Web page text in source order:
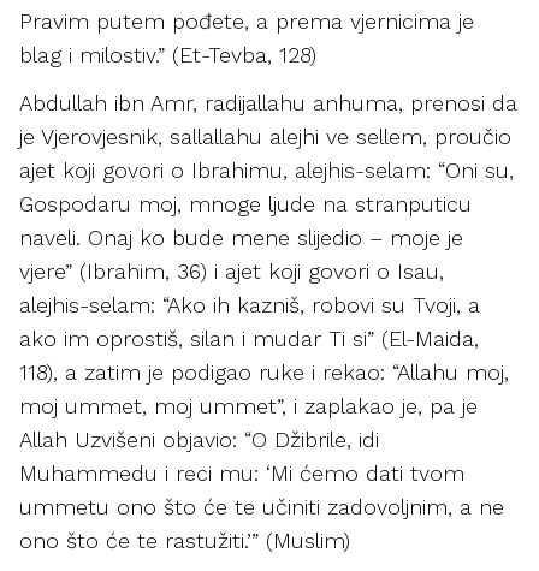
Pravim putem pođete, a prema vjernicima je
blag i milostiv.” (Et-Tevba, 128)
Abdullah ibn Amr, radijallahu anhuma, prenosi da
je Vjerovjesnik, sallallahu alejhi ve sellem, proučio
ajet koji govori o Ibrahimu, alejhis-selam: “Oni su,
Gospodaru moj, mnoge ljude na stranputicu
naveli. Onaj ko bude mene slijedio – moje je
vjere” (Ibrahim, 36) i ajet koji govori o Isau,
alejhis-selam: “Ako ih kazniš, robovi su Tvoji, a
ako im oprostiš, silan i mudar Ti si” (El-Maida,
118), a zatim je podigao ruke i rekao: “Allahu moj,
moj ummet, moj ummet”, i zaplakao je, pa je
Allah Uzvišeni objavio: “O Džibrile, idi
Muhammedu i reci mu: ‘Mi ćemo dati tvom
ummetu ono što će te učiniti zadovoljnim, a ne
ono što će te rastužiti.’” (Muslim)